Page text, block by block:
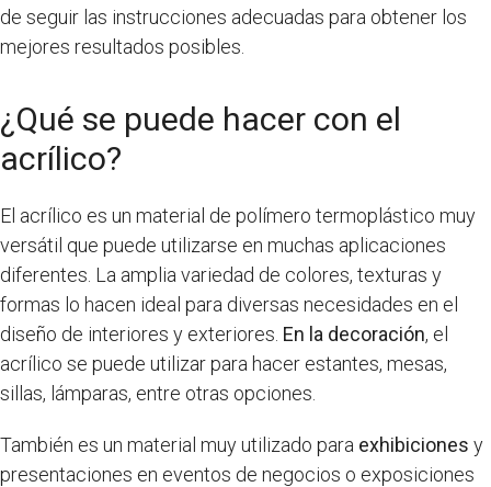
de seguir las instrucciones adecuadas para obtener los
mejores resultados posibles.
¿Qué se puede hacer con el
acrílico?
El acrílico es un material de polímero termoplástico muy
versátil que puede utilizarse en muchas aplicaciones
diferentes. La amplia variedad de colores, texturas y
formas lo hacen ideal para diversas necesidades en el
diseño de interiores y exteriores. En la decoración, el
acrílico se puede utilizar para hacer estantes, mesas,
sillas, lámparas, entre otras opciones.
También es un material muy utilizado para exhibiciones y
presentaciones en eventos de negocios o exposiciones